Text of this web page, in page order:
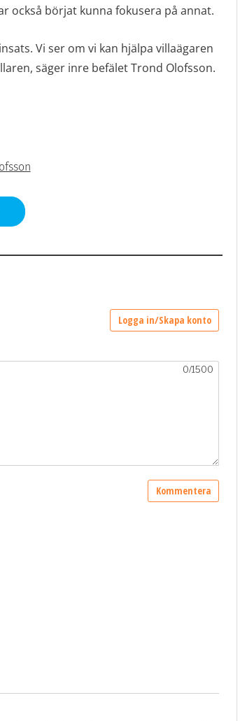
också börjat kunna fokusera på annat.
Vi ser om vi kan hjälpa villaägaren
säger inre befälet Trond Olofsson.